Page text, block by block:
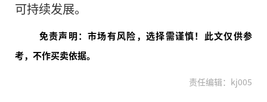
可持续发展。
免责声明：市场有风险，选择需谨慎！此文仅供参
考，不作买卖依据。
责任编辑：kj005